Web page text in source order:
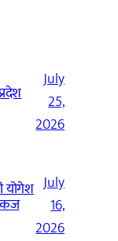
July
25,
2026
योगेश July
16,
2026